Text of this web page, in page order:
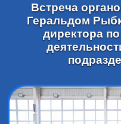
Встреча
Геральдом
директора